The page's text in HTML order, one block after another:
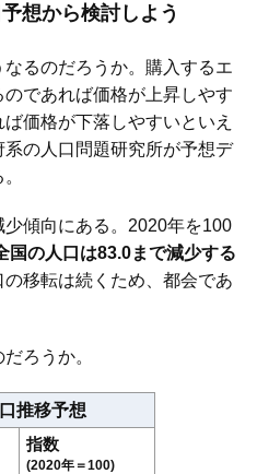
万円 681万円
万円 167万円 -27.8%
万円 52万円 -34.0%
万円 180万円 -31.8%
円
万円 131万円 -38.6%
万円 685万円 -16.8%
円
想から検討しよう
るのだろうか。購入するエ
であれば価格が上昇しやす
価格が下落しやすいといえ
の人口問題研究所が予想デ
傾向にある。2020年を100
国の人口は83.0まで減少する
移転は続くため、都会であ
ろうか。
推移予想
指数
(2020年＝100)